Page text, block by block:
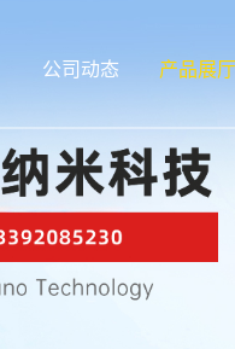
公司动态 产品展厅